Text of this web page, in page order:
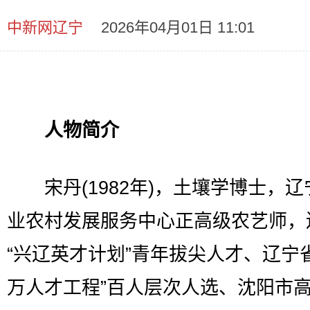
中新网辽宁 2026年04月01日 11:01
人物简介
宋丹(1982年)，土壤学博士，辽
业农村发展服务中心正高级农艺师
“兴辽英才计划”青年拔尖人才、辽宁
万人才工程”百人层次人选、沈阳市